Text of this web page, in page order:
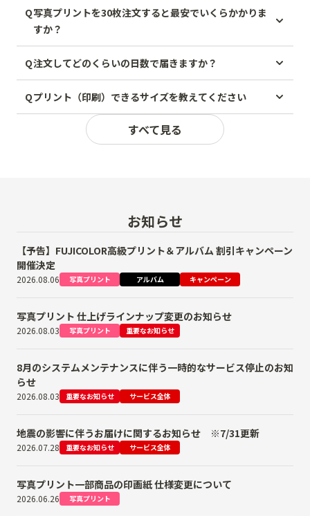
Q写真プリントを30枚注文すると最安でいくらかかりま
すか？
Q注文してどのくらいの日数で届きますか？
Qプリント（印刷）できるサイズを教えてください
すべて見る
お知らせ
【予告】FUJICOLOR高級プリント＆アルバム 割引キャンペーン
開催決定
2026.08.06 写真プリント アルバム キャンペーン
写真プリント 仕上げラインナップ変更のお知らせ
2026.08.03 写真プリント 重要なお知らせ
8月のシステムメンテナンスに伴う一時的なサービス停止のお知
らせ
2026.08.03 重要なお知らせ サービス全体
地震の影響に伴うお届けに関するお知らせ ※7/31更新
2026.07.28 重要なお知らせ サービス全体
写真プリント一部商品の印画紙 仕様変更について
2026.06.26 写真プリント